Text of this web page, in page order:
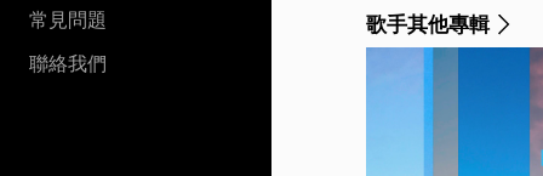
常見問題
聯絡我們
歌手其他專輯